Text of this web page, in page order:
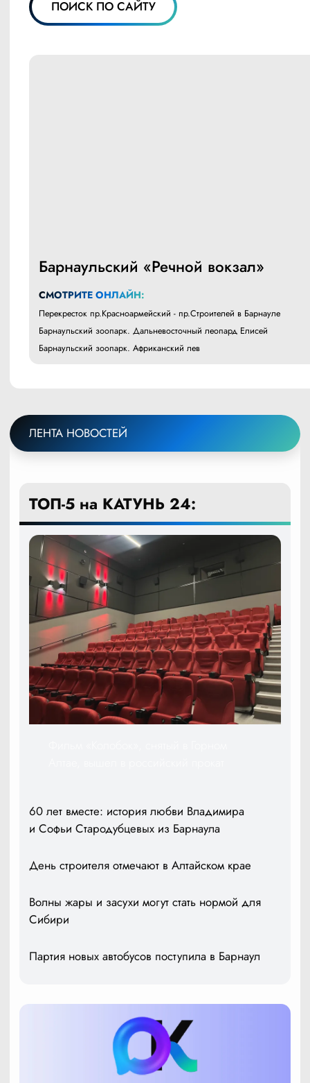
ПОИСК ПО САЙТУ
Барнаульский «Речной вокзал»
СМОТРИТЕ ОНЛАЙН:
Перекресток пр.Красноармейский - пр.Строителей в Барнауле
Барнаульский зоопарк. Дальневосточный леопард Елисей
Барнаульский зоопарк. Африканский лев
ЛЕНТА НОВОСТЕЙ
ТОП-5 на КАТУНЬ 24:
60 лет вместе: история любви Владимира
и Софьи Стародубцевых из Барнаула
День строителя отмечают в Алтайском крае
Волны жары и засухи могут стать нормой для
Сибири
Партия новых автобусов поступила в Барнаул